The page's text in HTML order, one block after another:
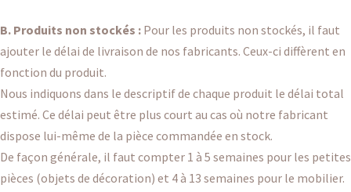
B. Produits non stockés : Pour les produits non stockés, il faut
ajouter le délai de livraison de nos fabricants. Ceux-ci diffèrent en
fonction du produit.
Nous indiquons dans le descriptif de chaque produit le délai total
estimé. Ce délai peut être plus court au cas où notre fabricant
dispose lui-même de la pièce commandée en stock.
De façon générale, il faut compter 1 à 5 semaines pour les petites
pièces (objets de décoration) et 4 à 13 semaines pour le mobilier.